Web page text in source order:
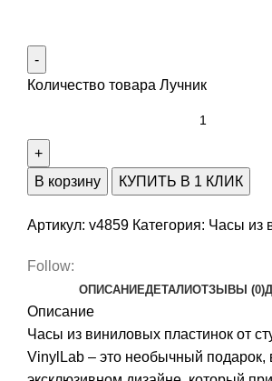
Количество товара Лучник
В корзину КУПИТЬ В 1 КЛИК
Артикул: v4859 Категория: Часы из
Follow:
ОПИСАНИЕДЕТАЛИОТЗЫВЫ (0)
Описание
Часы из виниловых пластинок от
VinylLab – это необычный